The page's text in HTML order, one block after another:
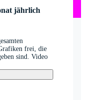
jährlich
frei, die
sind. Video